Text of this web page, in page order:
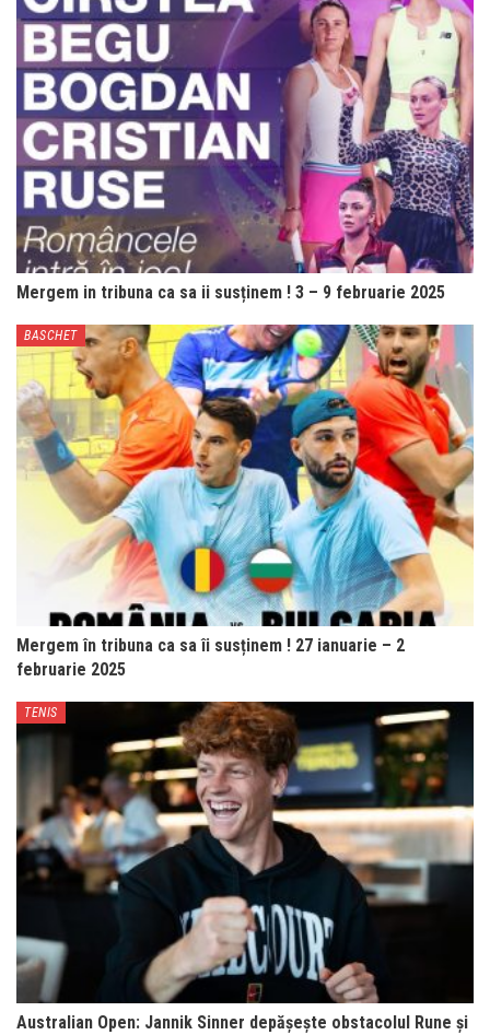
Mergem in tribuna ca sa ii susținem ! 3 – 9 februarie 2025
BASCHET
Mergem în tribuna ca sa îi susținem ! 27 ianuarie – 2
februarie 2025
TENIS
Australian Open: Jannik Sinner depășește obstacolul Rune și